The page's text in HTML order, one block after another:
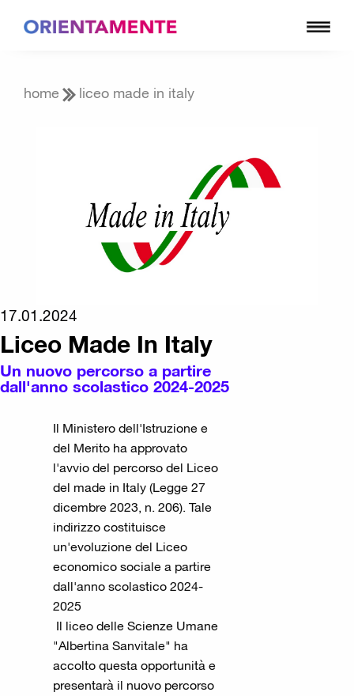
home liceo made in italy
17.01.2024
Liceo Made In Italy
Un nuovo percorso a partire
dall'anno scolastico 2024-2025
Il Ministero dell'Istruzione e
del Merito ha approvato
l'avvio del percorso del Liceo
del made in Italy (Legge 27
dicembre 2023, n. 206). Tale
indirizzo costituisce
un'evoluzione del Liceo
economico sociale a partire
dall'anno scolastico 2024-
2025
Il liceo delle Scienze Umane
"Albertina Sanvitale" ha
accolto questa opportunità e
presentarà il nuovo percorso